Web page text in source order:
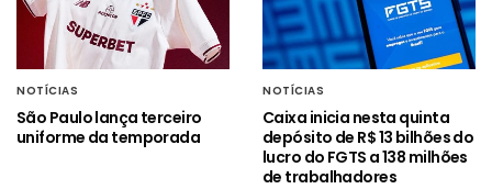
NOTÍCIAS
São Paulo lança terceiro
uniforme da temporada
NOTÍCIAS
Caixa inicia nesta quinta
depósito de R$ 13 bilhões do
lucro do FGTS a 138 milhões
de trabalhadores